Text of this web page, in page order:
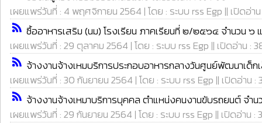
เผยแพร่วันที่ : 4 พฤศจิกายน 2564 | โดย : ระบบ rss Egp || เปิดอ่า
rss_feed ซื้ออาหารเสริม (นม) โรงเรียน ภาคเรียนที่ ๒/๒๕๖๔ จำนวน ๖ แ
เผยแพร่วันที่ : 29 ตุลาคม 2564 | โดย : ระบบ rss Egp || เปิดอ่าน :
rss_feed จ้างงานจ้างเหมบริการประกอบอาหารกลางวันศูนย์พัฒนาเด็
เผยแพร่วันที่ : 30 กันยายน 2564 | โดย : ระบบ rss Egp || เปิดอ่าน :
rss_feed จ้างงานจ้างเหมาบริการบุคคล ตำแหน่งคนงานขับรถยนต์ จำน
เผยแพร่วันที่ : 29 กันยายน 2564 | โดย : ระบบ rss Egp || เปิดอ่าน :